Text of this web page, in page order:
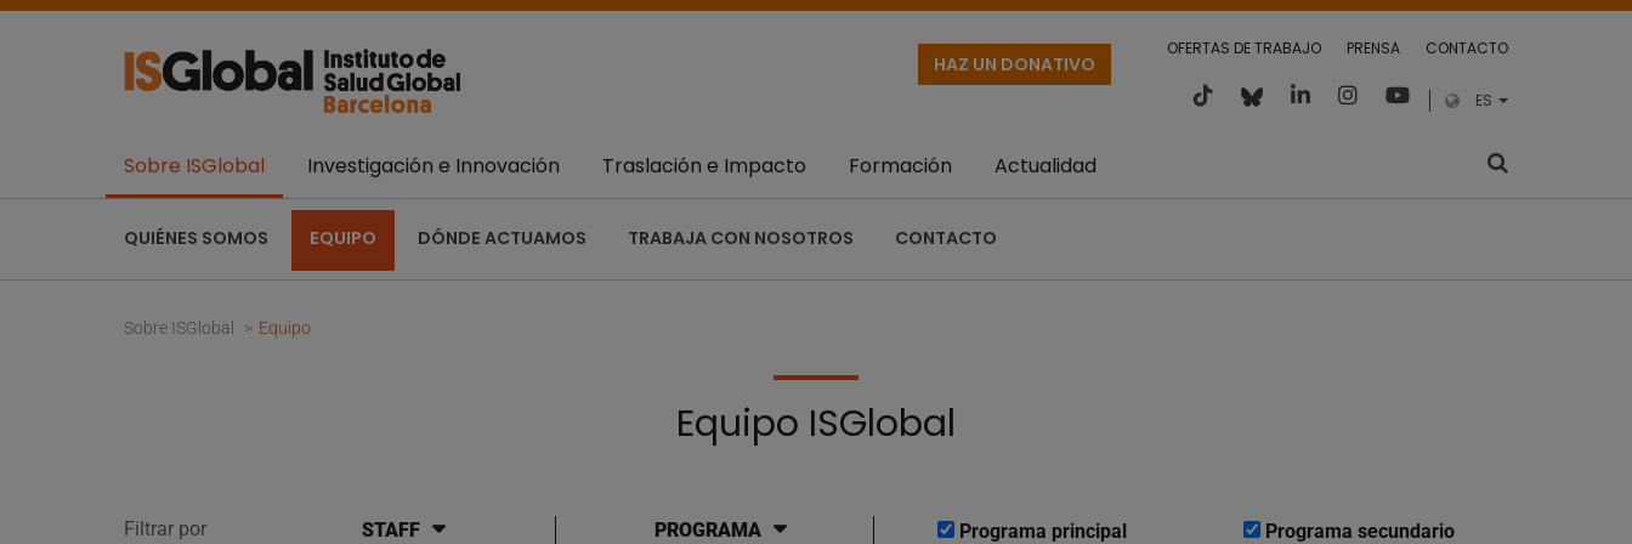
OFERTAS DE TRABAJO PRENSA CONTACTO
ES
HAZ UN DONATIVO
Sobre ISGlobal
QUIÉNES SOMOS EQUIPO DÓNDE ACTUAMOS TRABAJA CON NOSOTROS CONTACTO
Investigación e Innovación Traslación e Impacto Formación Actualidad
Sobre ISGlobal Equipo
Equipo ISGlobal
Filtrar por STAFF PROGRAMA Programa principal Programa secundario